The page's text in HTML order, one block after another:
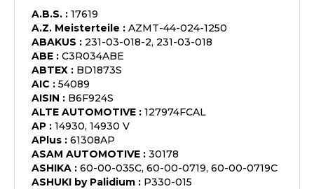
A.B.S. : 17619
A.Z. Meisterteile : AZMT-44-024-1250
ABAKUS : 231-03-018-2, 231-03-018
ABE : C3R034ABE
ABTEX : BD1873S
AIC : 54089
AISIN : B6F924S
ALTE AUTOMOTIVE : 127974FCAL
AP : 14930, 14930 V
APlus : 61308AP
ASAM AUTOMOTIVE : 30178
ASHIKA : 60-00-035C, 60-00-0719, 60-00-0719C
ASHUKI by Palidium : P330-015